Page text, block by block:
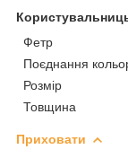
Фетр
Поєднання
Розмір
Товщина
Приховати